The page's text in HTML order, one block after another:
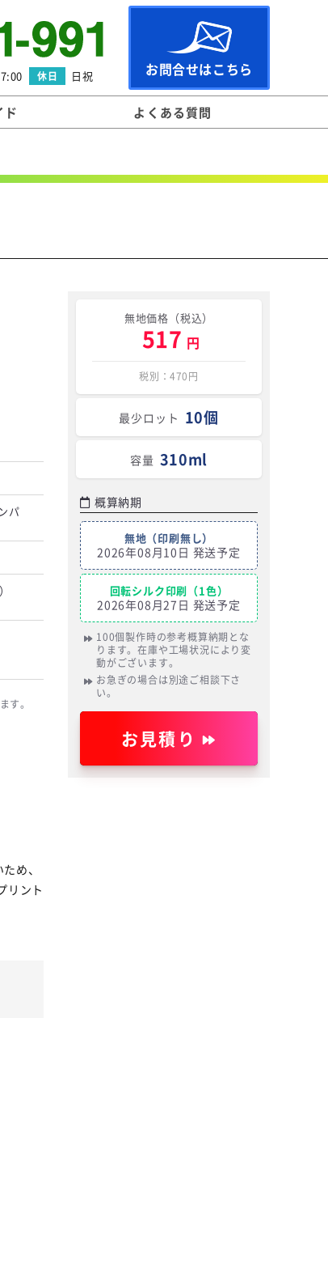
休日 日祝 お問合せはこちら
ド よくある質問
パ
す。
め、
リント
無地価格（税込）
517 円
税別：470円
最少ロット 10個
容量 310ml
概算納期
無地（印刷無し）
2026年08月10日 発送予定
回転シルク印刷（1色）
2026年08月27日 発送予定
100個製作時の参考概算納期とな
ります。在庫や工場状況により変
動がございます。
お急ぎの場合は別途ご相談下さ
い。
お見積り